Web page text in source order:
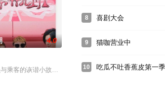
们要隐藏姓名，只用纯粹的歌声打动推选人获得宝藏演
实节目。节目记录了何炅、黄磊、彭昱畅、张子枫、张
4.0
乘客的诙谐小故事，搞笑、诙谐幽默、艺术时尚、脑
8 喜剧大会
9 猫咖营业中
10 吃瓜不吐香蕉皮第一季